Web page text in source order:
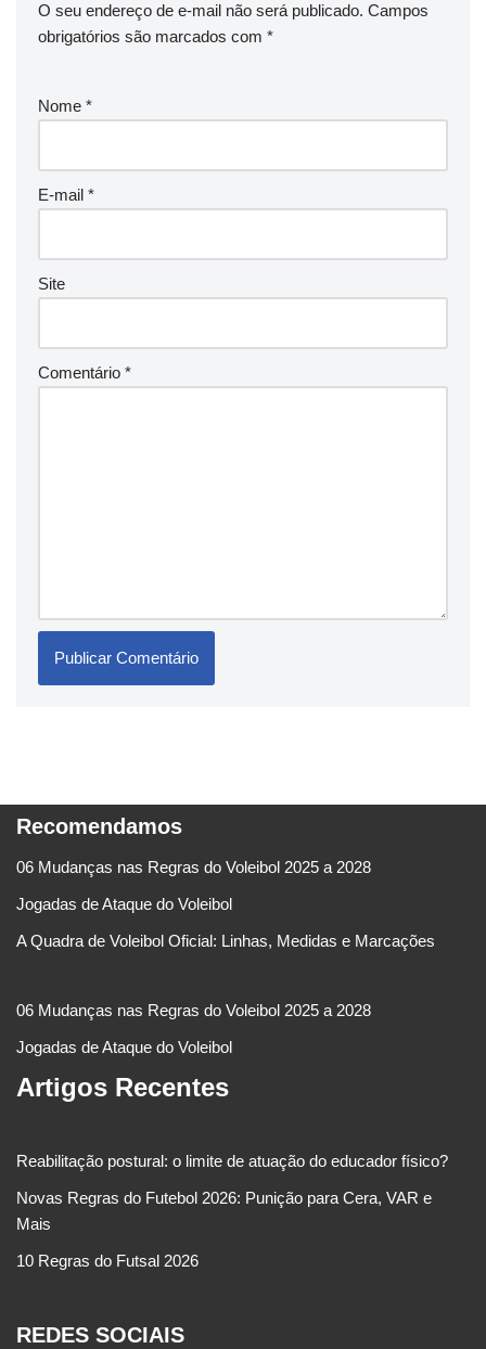
O seu endereço de e-mail não será publicado. Campos
obrigatórios são marcados com *
Nome *
E-mail *
Site
Comentário *
Recomendamos
06 Mudanças nas Regras do Voleibol 2025 a 2028
Jogadas de Ataque do Voleibol
A Quadra de Voleibol Oficial: Linhas, Medidas e Marcações
06 Mudanças nas Regras do Voleibol 2025 a 2028
Jogadas de Ataque do Voleibol
Artigos Recentes
Reabilitação postural: o limite de atuação do educador físico?
Novas Regras do Futebol 2026: Punição para Cera, VAR e
Mais
10 Regras do Futsal 2026
REDES SOCIAIS